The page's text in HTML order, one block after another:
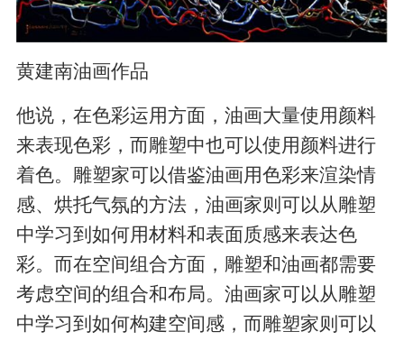
黄建南油画作品
他说，在色彩运用方面，油画大量使用颜料
来表现色彩，而雕塑中也可以使用颜料进行
着色。雕塑家可以借鉴油画用色彩来渲染情
感、烘托气氛的方法，油画家则可以从雕塑
中学习到如何用材料和表面质感来表达色
彩。而在空间组合方面，雕塑和油画都需要
考虑空间的组合和布局。油画家可以从雕塑
中学习到如何构建空间感，而雕塑家则可以